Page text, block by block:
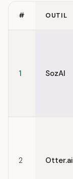
# OUTIL
1 SozAI
2 Otter.ai